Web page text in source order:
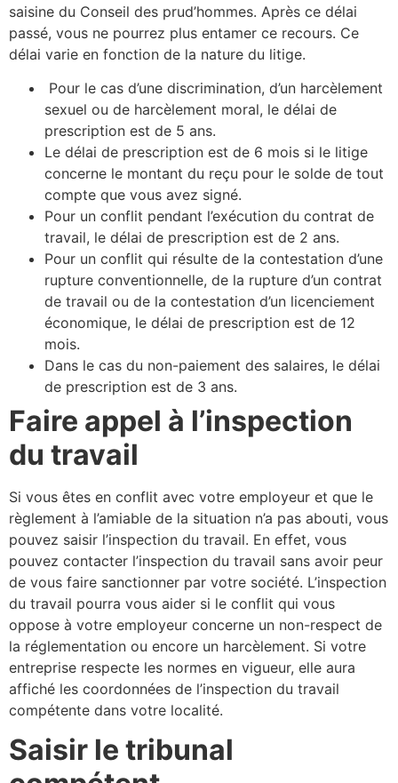
saisine du Conseil des prud’hommes. Après ce délai
passé, vous ne pourrez plus entamer ce recours. Ce
délai varie en fonction de la nature du litige.
Pour le cas d’une discrimination, d’un harcèlement
sexuel ou de harcèlement moral, le délai de
prescription est de 5 ans.
Le délai de prescription est de 6 mois si le litige
concerne le montant du reçu pour le solde de tout
compte que vous avez signé.
Pour un conflit pendant l’exécution du contrat de
travail, le délai de prescription est de 2 ans.
Pour un conflit qui résulte de la contestation d’une
rupture conventionnelle, de la rupture d’un contrat
de travail ou de la contestation d’un licenciement
économique, le délai de prescription est de 12
mois.
Dans le cas du non-paiement des salaires, le délai
de prescription est de 3 ans.
Faire appel à l’inspection
du travail
Si vous êtes en conflit avec votre employeur et que le
règlement à l’amiable de la situation n’a pas abouti, vous
pouvez saisir l’inspection du travail. En effet, vous
pouvez contacter l’inspection du travail sans avoir peur
de vous faire sanctionner par votre société. L’inspection
du travail pourra vous aider si le conflit qui vous
oppose à votre employeur concerne un non-respect de
la réglementation ou encore un harcèlement. Si votre
entreprise respecte les normes en vigueur, elle aura
affiché les coordonnées de l’inspection du travail
compétente dans votre localité.
Saisir le tribunal